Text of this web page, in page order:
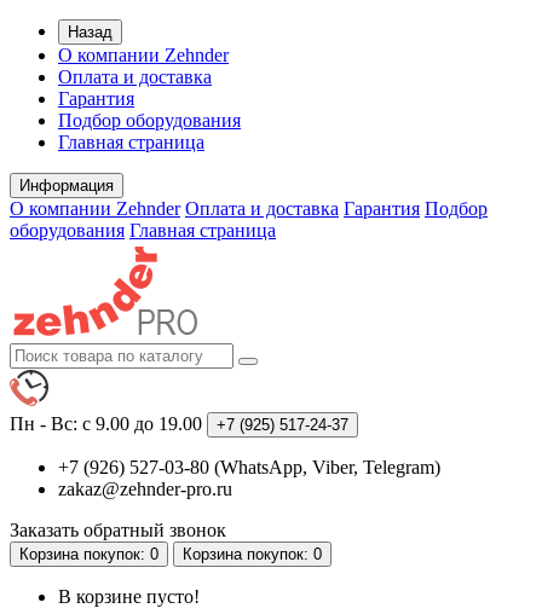
Назад
О компании Zehnder
Оплата и доставка
Гарантия
Подбор оборудования
Главная страница
Информация
О компании Zehnder Оплата и доставка Гарантия Подбор
оборудования Главная страница
Пн - Вс: с 9.00 до 19.00 +7 (925) 517-24-37
+7 (926) 527-03-80 (WhatsApp, Viber, Telegram)
zakaz@zehnder-pro.ru
Заказать обратный звонок
Корзинапокупок: 0 Корзинапокупок: 0
В корзине пусто!